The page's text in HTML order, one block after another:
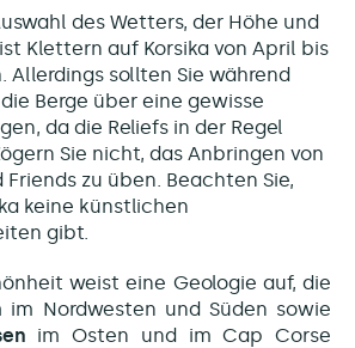
des Wetters, der Höhe und
Klettern auf Korsika von April bis
Allerdings sollten Sie während
Berge über eine gewisse
da die Reliefs in der Regel
Sie nicht, das Anbringen von
zu üben. Beachten Sie,
keine künstlichen
gibt.
weist eine Geologie auf, die
im Nordwesten und Süden sowie
im Osten und im Cap Corse